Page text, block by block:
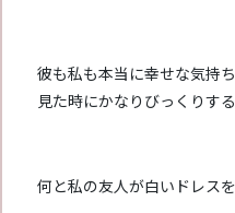
彼も私も本当に幸せな気持
見た時にかなりびっくりす
何と私の友人が白いドレス